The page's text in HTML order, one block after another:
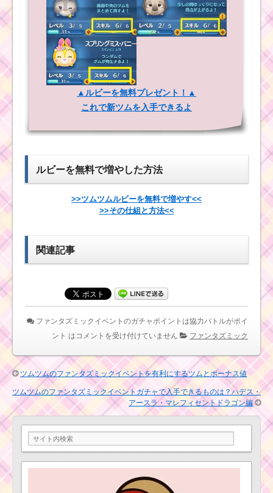
ツムとは？
ヴィランズを出すこと
ができる？
ファンタズミッ
デスの体力と報
ャで入手できるもの
ラゴン編
▲ルビーを無料プレゼント！▲
これで新ツムを入手できるよ
ルビーを無料で増やした方法
>>ツムツムルビーを無料で増やす<<
>>その仕組と方法<<
関連記事
ファンタズミックイベントのガチャポイントは協力バトルがポイ
ント は コメントを受け付けていません ファンタズミック
ツムツムのファンタズミックイベントを有利にするツムとボーナス値
ツムツムのファンタズミックイベントガチャで入手できるものは？ハデス・
アースラ・マレフィセントドラゴン編